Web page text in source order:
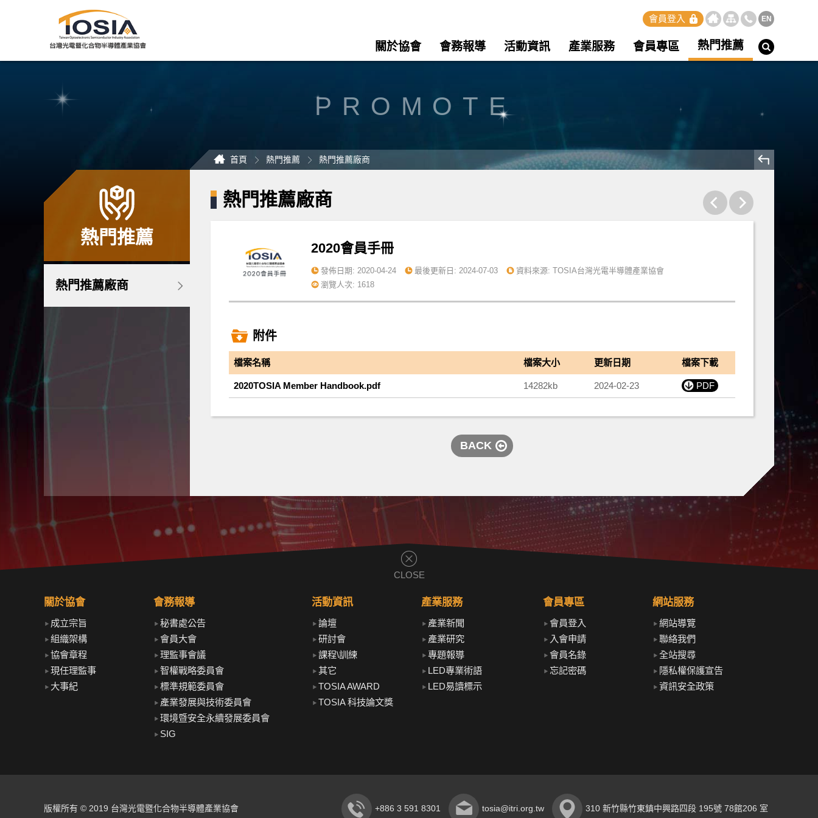
會員登入 EN
關於協會 會務報導 活動資訊 產業服務 會員專區 熱門推薦
PROMOTE
首頁 熱門推薦 熱門推薦廠商
熱門推薦
熱門推薦廠商
熱門推薦廠商
2020會員手冊
發佈日期: 2020-04-24 最後更新日: 2024-07-03
資料來源: TOSIA台灣光電半導體產業協會
瀏覽人次: 1618
附件
檔案名稱 檔案大小 更新日期 檔案下載
2020TOSIA Member Handbook.pdf 14282kb 2024-02-23 PDF
BACK
CLOSE
關於協會
成立宗旨
組織架構
協會章程
現任理監事
大事紀
會務報導
秘書處公告
會員大會
理監事會議
智權戰略委員會
標準規範委員會
產業發展與技術委員會
環境暨安全永續發展委員會
SIG
活動資訊
論壇
研討會
課程\訓練
其它
TOSIA AWARD
TOSIA 科技論文獎
產業服務
產業新聞
產業研究
專題報導
LED專業術語
LED易讀標示
會員專區
會員登入
入會申請
會員名錄
忘記密碼
網站服務
網站導覽
聯絡我們
全站搜尋
隱私權保護宣告
資訊安全政策
版權所有 © 2019 台灣光電暨化合物半導體產業協會 +886 3 591 8301 tosia@itri.org.tw 310 新竹縣竹東鎮中興路四段 195號 78館206 室